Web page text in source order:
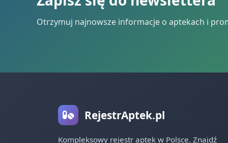
Otrzymuj najnowsze informacje o aptekach i
RejestrAptek.pl
Kompleksowy rejestr aptek w Polsce. Znajdź